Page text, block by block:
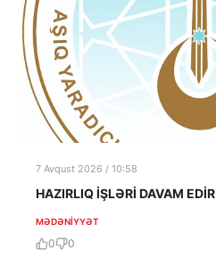
7 Avqust 2026 / 10:58
HAZIRLIQ İŞLƏRİ DAVAM EDİR
MƏDƏNIYYƏT
0 0